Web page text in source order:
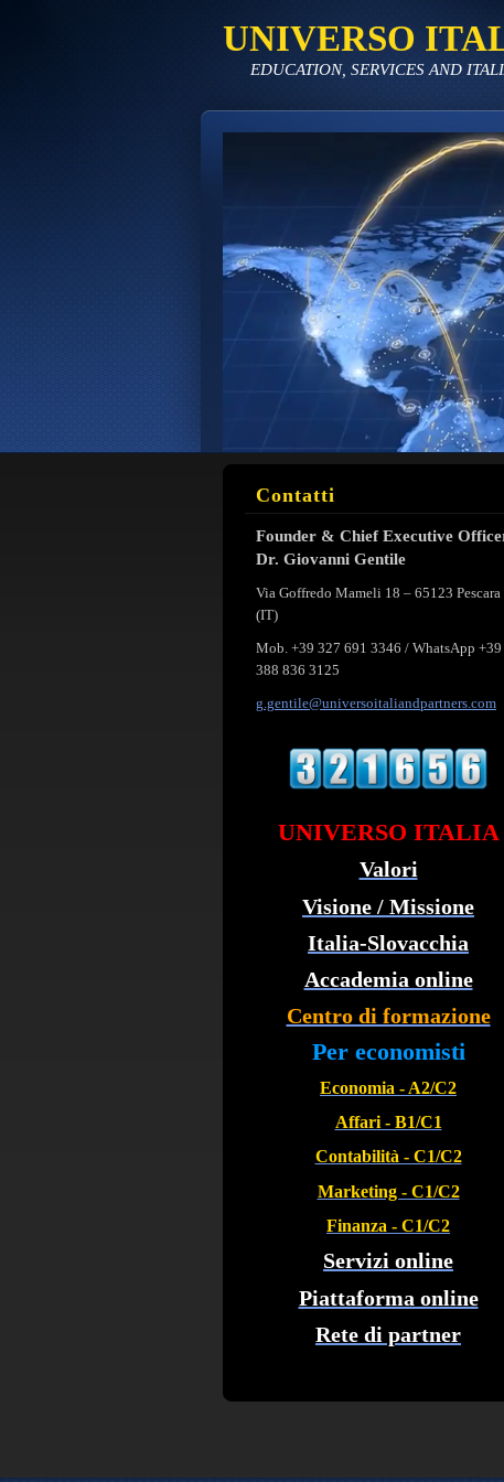
UNIVERSO
EDUCATION, SERVICES AND
Contatti
Founder & Chief Executive
Dr. Giovanni Gentile
Via Goffredo Mameli 18 – 65123 Pescara
(IT)
Mob. +39 327 691 3346 / WhatsApp +39
388 836 3125
g.gentile@universoitaliandpartners.com
UNIVERSO ITALIA
Valori
Visione / Missione
Italia-Slovacchia
Accademia online
Centro di formazione
Per economisti
Economia - A2/C2
Affari - B1/C1
Contabilità - C1/C2
Marketing - C1/C2
Finanza - C1/C2
Servizi online
Piattaforma online
Rete di partner